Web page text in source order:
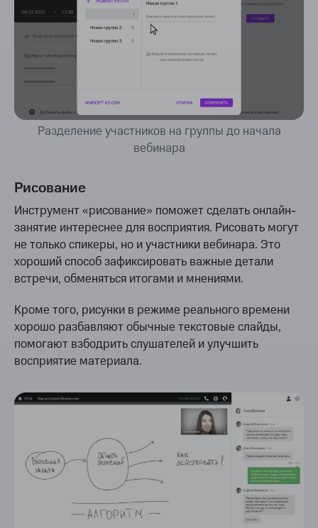
Разделение участников на группы до начала
вебинара
Рисование
Инструмент «рисование» поможет сделать онлайн-
занятие интереснее для восприятия. Рисовать могут
не только спикеры, но и участники вебинара. Это
хороший способ зафиксировать важные детали
встречи, обменяться итогами и мнениями.
Кроме того, рисунки в режиме реального времени
хорошо разбавляют обычные текстовые слайды,
помогают взбодрить слушателей и улучшить
восприятие материала.